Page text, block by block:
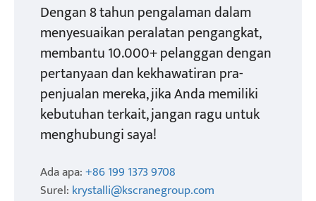
Dengan 8 tahun pengalaman dalam
menyesuaikan peralatan pengangkat,
membantu 10.000+ pelanggan dengan
pertanyaan dan kekhawatiran pra-
penjualan mereka, jika Anda memiliki
kebutuhan terkait, jangan ragu untuk
menghubungi saya!
Ada apa:+86 199 1373 9708
Surel: krystalli@kscranegroup.com